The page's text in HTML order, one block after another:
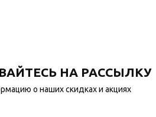
НА РАССЫЛКУ
о наших скидках и акциях